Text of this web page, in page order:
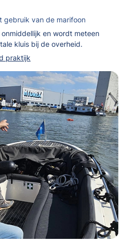
gebruik van de marifoon
en wordt meteen
kluis bij de overheid.
praktijk